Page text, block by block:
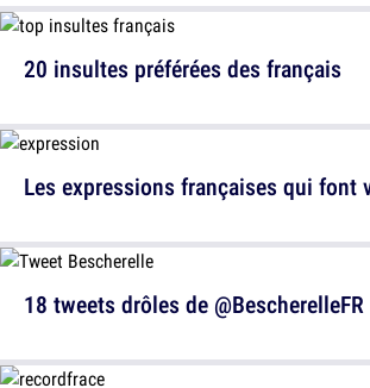
Les expressions françaises qui font
20 insultes préférées des français
18 tweets drôles de @BescherelleFR